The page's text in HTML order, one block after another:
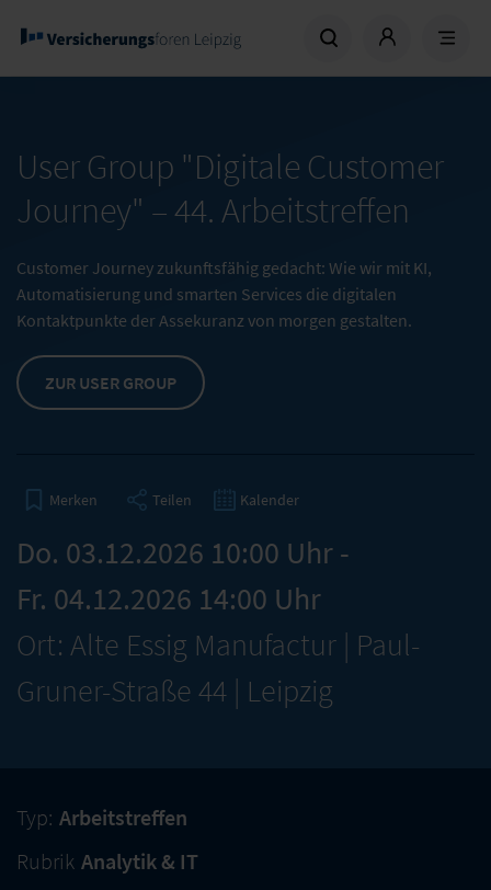
User Group "Digitale Customer
Journey" –44. Arbeitstreffen
Customer Journey zukunftsfähig gedacht: Wie wir mit KI,
Automatisierung und smarten Services die digitalen
Kontaktpunkte der Assekuranz von morgen gestalten.
ZUR USER GROUP
Merken Teilen Kalender
Do. 03.12.2026 10:00 Uhr -
Fr. 04.12.2026 14:00 Uhr
Ort: Alte Essig Manufactur | Paul-
Gruner-Straße 44 | Leipzig
Typ: Arbeitstreffen
Rubrik Analytik & IT